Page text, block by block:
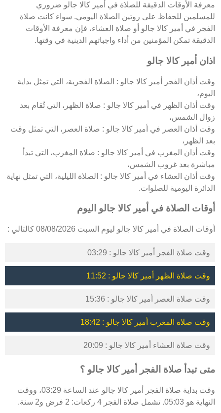
معرفة الأوقات الدقيقة للصلاة في أمير كالا جالو ضروري
للمسلمين للحفاظ على روتين الصلاة اليومي. سواء كانت صلاة
الفجر في أمير كالا جالو أو صلاة العشاء، فإن معرفة الأوقات
الدقيقة تمكن المؤمنين من أداء واجباتهم الدينية في وقتها.
اذان أمير كالا جالو
وقت أذان الفجر أمير كالا جالو : الصلاة الفجرية، التي تمثل بداية
اليوم،
وقت أذان الظهر في أمير كالا جالو : صلاة الظهر، التي تُقام بعد
زوال الشمس،
وقت أذان العصر في أمير كالا جالو : صلاة العصر، التي تمثل وقت
بعد الظهر،
وقت أذان المغرب في أمير كالا جالو : صلاة المغرب، التي تبدأ
مباشرة بعد غروب الشمس،
وقت أذان العشاء في أمير كالا جالو : الصلاة الليلية، التي تمثل نهاية
الدائرة اليومية للصلوات.
أوقات الصلاة في أمير كالا جالو اليوم
أوقات الصلاة في أمير كالا جالو ليوم السبت 08/08/2026 كالتالي :
وقت صلاة الفجر أمير كالا جالو : 03:29
وقت صلاة الظهر أمير كالا جالو : 11:52
وقت صلاة العصر أمير كالا جالو : 15:36
وقت صلاة المغرب أمير كالا جالو : 18:42
وقت صلاة العشاء أمير كالا جالو : 20:09
متى تبدأ صلاة الفجر أمير كالا جالو ؟
وقت بداية صلاة الفجر أمير كالا جالو عند الساعة 03:29، ووقت
النهاية هو 05:03. تشمل صلاة الفجر 4 ركعات: 2 فرض و2 سنة.